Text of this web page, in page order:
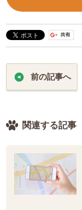
前の記事へ
関連する記事